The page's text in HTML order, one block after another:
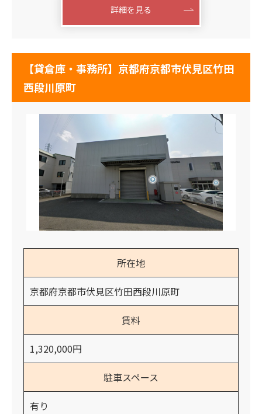
詳細を見る
【貸倉庫・事務所】京都府京都市伏見区竹田
西段川原町
所在地
京都府京都市伏見区竹田西段川原町
賃料
1,320,000円
駐車スペース
有り